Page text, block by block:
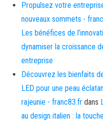
Propulsez votre
nouveaux sommets -
Les bénéfices de
dynamiser la croissance
entreprise
Découvrez les bienfaits
LED pour une peau
rajeunie - franc83.frdans
au design italien : la touche